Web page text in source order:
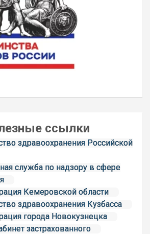
ссылки
здравоохранения Российской
служба по надзору в сфере
Кемеровской области
здравоохранения Кузбасса
города Новокузнецка
застрахованного